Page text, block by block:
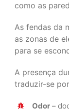
como as
As fendas da
as zonas de
para se
A presença
traduzir-se
Odor –